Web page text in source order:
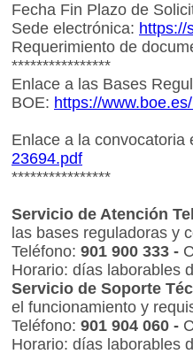
Fecha Fin Plazo de
Sede electrónica: https://
Requerimiento de
****************
Enlace a las Bases
BOE: https://
Enlace a la
23694.pdf
****************
Servicio de Atención
las bases reguladoras y
Teléfono: 901 900 333 -
Horario: días laborables
Servicio de Soporte
el funcionamiento y
Teléfono: 901 904 060 -
Horario: días laborables